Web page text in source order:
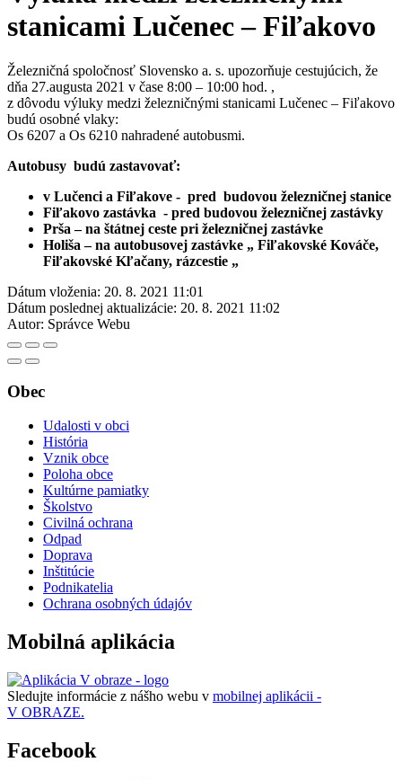
stanicami Lučenec – Fiľakovo
Železničná spoločnosť Slovensko a. s. upozorňuje cestujúcich, že
dňa 27.augusta 2021 v čase 8:00 – 10:00 hod. ,
z dôvodu výluky medzi železničnými stanicami Lučenec – Fiľakovo
budú osobné vlaky:
Os 6207 a Os 6210 nahradené autobusmi.
Autobusy budú zastavovať:
v Lučenci a Fiľakove - pred budovou železničnej stanice
Fiľakovo zastávka - pred budovou železničnej zastávky
Prša – na štátnej ceste pri železničnej zastávke
Holiša – na autobusovej zastávke „ Fiľakovské Kováče,
Fiľakovské Kľačany, rázcestie „
Dátum vloženia: 20. 8. 2021 11:01
Dátum poslednej aktualizácie: 20. 8. 2021 11:02
Autor: Správce Webu
Obec
Udalosti v obci
História
Vznik obce
Poloha obce
Kultúrne pamiatky
Školstvo
Civilná ochrana
Odpad
Doprava
Inštitúcie
Podnikatelia
Ochrana osobných údajóv
Mobilná aplikácia
Sledujte informácie z nášho webu v mobilnej aplikácii -
V OBRAZE.
Facebook